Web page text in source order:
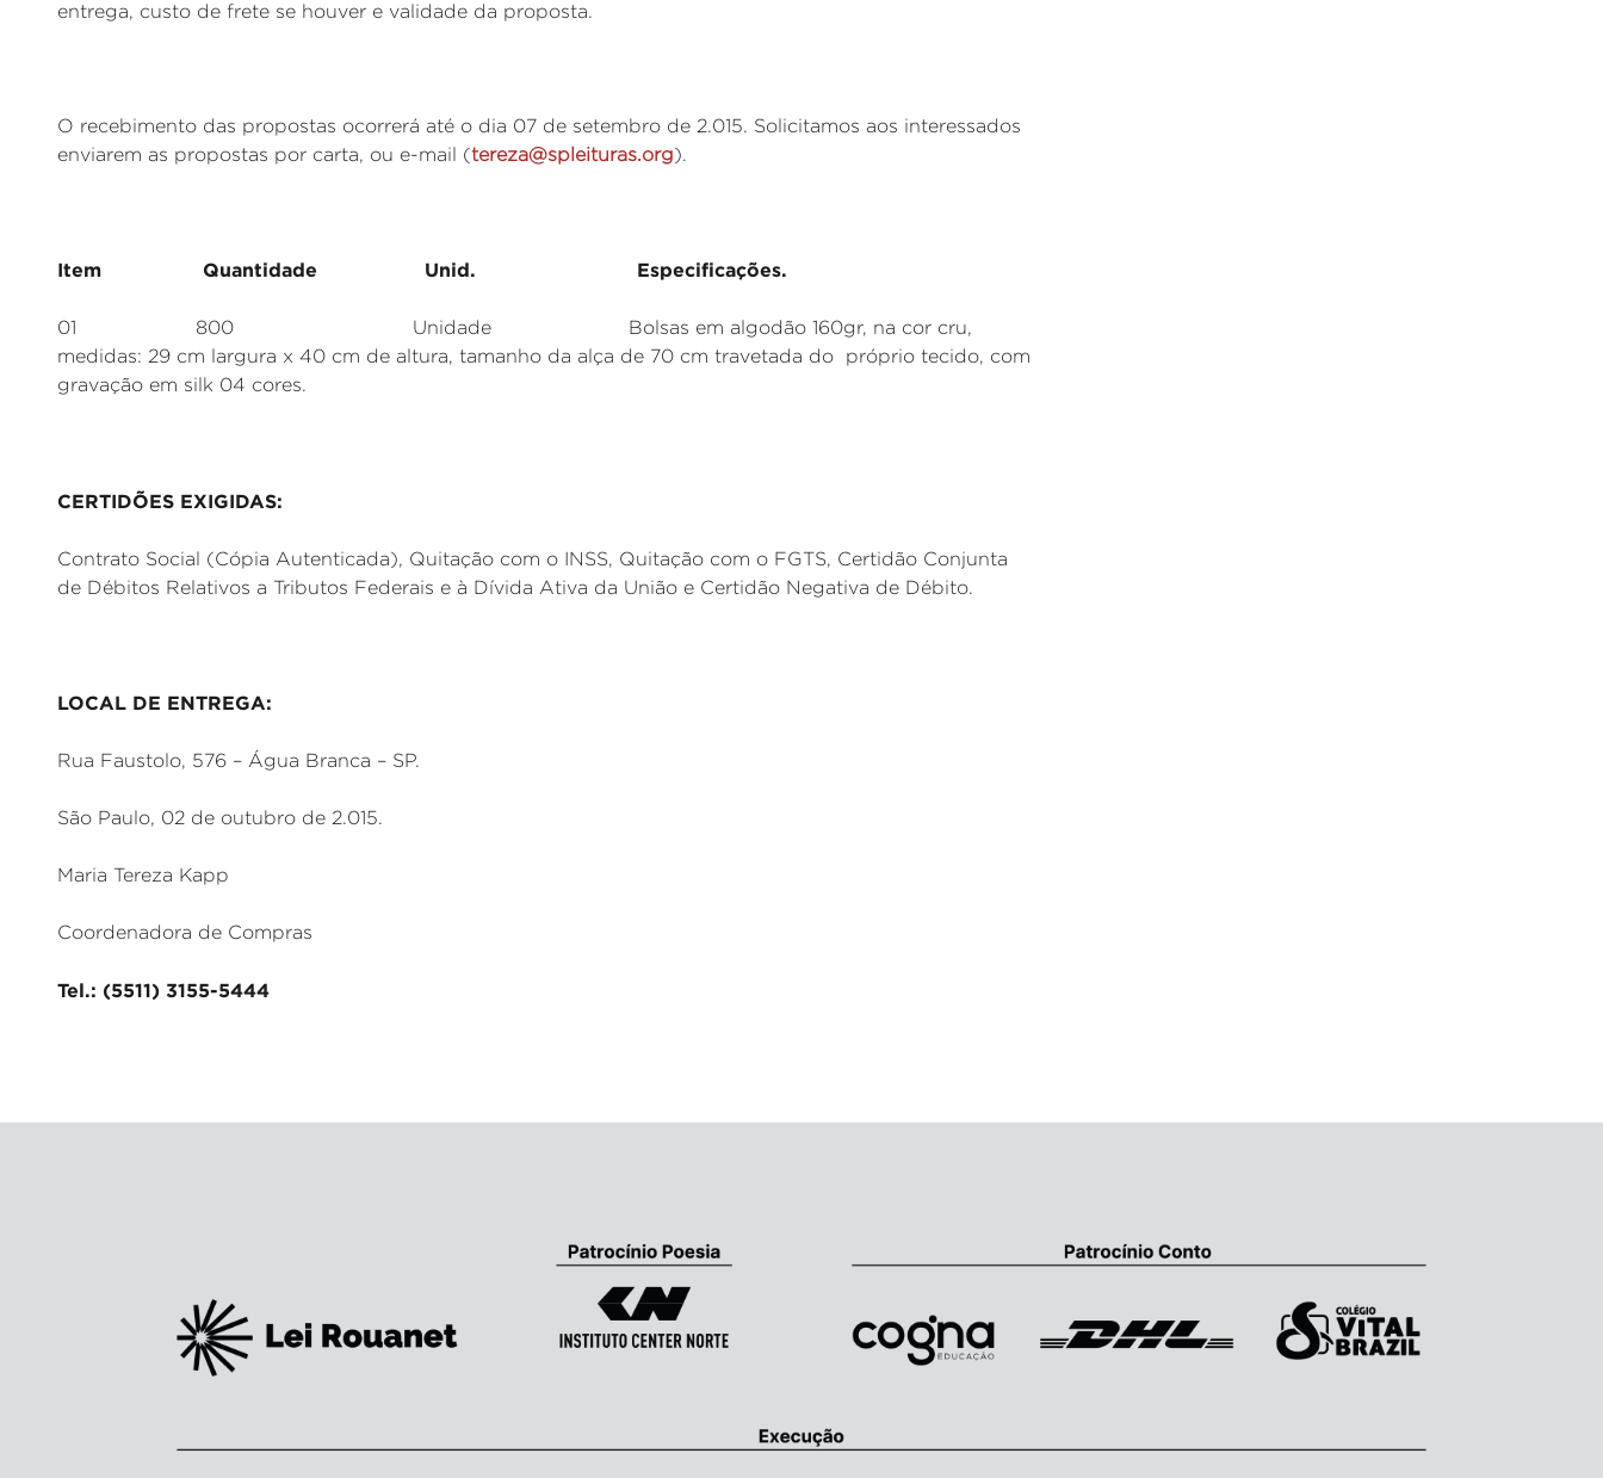
entrega, custo de frete se houver e validade da proposta.
O recebimento das propostas ocorrerá até o dia 07 de setembro de 2.015. Solicitamos aos interessados
enviarem as propostas por carta, ou e-mail (tereza@spleituras.org).
Item Quantidade Unid. Especificações.
01 800 Unidade Bolsas em algodão 160gr, na cor cru,
medidas: 29 cm largura x 40 cm de altura, tamanho da alça de 70 cm travetada do próprio tecido, com
gravação em silk 04 cores.
CERTIDÕES EXIGIDAS:
Contrato Social (Cópia Autenticada), Quitação com o INSS, Quitação com o FGTS, Certidão Conjunta
de Débitos Relativos a Tributos Federais e à Dívida Ativa da União e Certidão Negativa de Débito.
LOCAL DE ENTREGA:
Rua Faustolo, 576 – Água Branca – SP.
São Paulo, 02 de outubro de 2.015.
Maria Tereza Kapp
Coordenadora de Compras
Tel.: (5511) 3155-5444